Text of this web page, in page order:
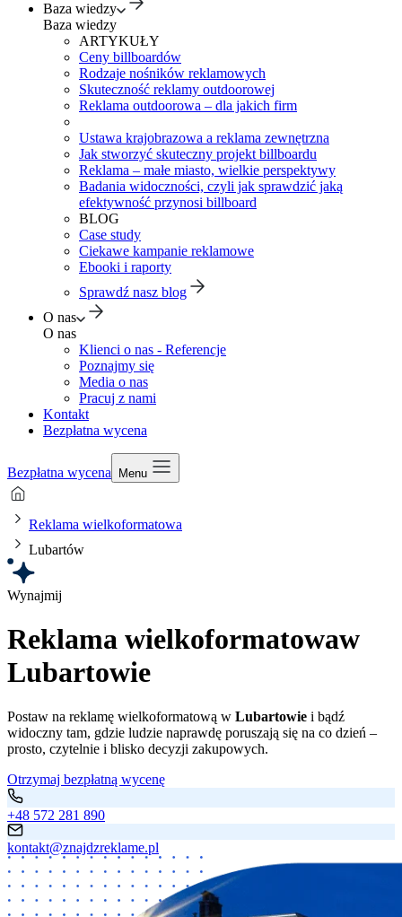
Baza wiedzy
Baza wiedzy
ARTYKUŁY
Ceny billboardów
Rodzaje nośników reklamowych
Skuteczność reklamy outdoorowej
Reklama outdoorowa – dla jakich firm
Ustawa krajobrazowa a reklama zewnętrzna
Jak stworzyć skuteczny projekt billboardu
Reklama – małe miasto, wielkie perspektywy
Badania widoczności, czyli jak sprawdzić jaką
efektywność przynosi billboard
BLOG
Case study
Ciekawe kampanie reklamowe
Ebooki i raporty
Sprawdź nasz blog
O nas
O nas
Klienci o nas - Referencje
Poznajmy się
Media o nas
Pracuj z nami
Kontakt
Bezpłatna wycena
Bezpłatna wycena Menu
Reklama wielkoformatowa
Lubartów
Wynajmij
Reklama wielkoformatowaw
Lubartowie
Postaw na reklamę wielkoformatową w Lubartowie i bądź
widoczny tam, gdzie ludzie naprawdę poruszają się na co dzień –
prosto, czytelnie i blisko decyzji zakupowych.
Otrzymaj bezpłatną wycenę
+48 572 281 890
kontakt@znajdzreklame.pl